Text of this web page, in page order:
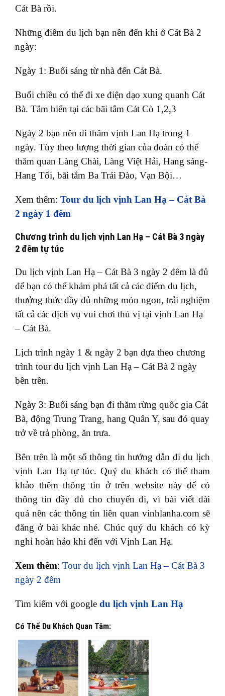
Cát Bà rồi.
Những điểm du lịch bạn nên đến khi ở Cát Bà 2
ngày:
Ngày 1: Buổi sáng từ nhà đến Cát Bà.
Buổi chiều có thể đi xe điện dạo xung quanh Cát
Bà. Tắm biển tại các bãi tắm Cát Cò 1,2,3
Ngày 2 bạn nên đi thăm vịnh Lan Hạ trong 1
ngày. Tùy theo lượng thời gian của đoàn có thể
thăm quan Làng Chài, Làng Việt Hải, Hang sáng-
Hang Tối, bãi tắm Ba Trái Đào, Vạn Bội…
Xem thêm: Tour du lịch vịnh Lan Hạ – Cát Bà
2 ngày 1 đêm
Chương trình du lịch vịnh Lan Hạ – Cát Bà 3 ngày
2 đêm tự túc
Du lịch vịnh Lan Hạ – Cát Bà 3 ngày 2 đêm là đủ
để bạn có thể khám phá tất cả các điểm du lịch,
thưởng thức đầy đủ những món ngon, trải nghiệm
tất cả các dịch vụ vui chơi thú vị tại vịnh Lan Hạ
– Cát Bà.
Lịch trình ngày 1 & ngày 2 bạn dựa theo chương
trình tour du lịch vịnh Lan Hạ – Cát Bà 2 ngày
bên trên.
Ngày 3: Buổi sáng bạn đi thăm rừng quốc gia Cát
Bà, động Trung Trang, hang Quân Y, sau đó quay
trở về trả phòng, ăn trưa.
Bên trên là một số thông tin hướng dẫn đi du lịch
vịnh Lan Hạ tự túc. Quý du khách có thể tham
khảo thêm thông tin ở trên website này để có
thông tin đầy đủ cho chuyến đi, vì bài viết dài
quá nên các thông tin liên quan vinhlanha.com sẽ
đăng ở bài khác nhé. Chúc quý du khách có kỳ
nghỉ hoàn hảo khi đến với Vịnh Lan Hạ.
Xem thêm: Tour du lịch vịnh Lan Hạ – Cát Bà 3
ngày 2 đêm
Tìm kiếm với google du lịch vịnh Lan Hạ
Có Thể Du Khách Quan Tâm: